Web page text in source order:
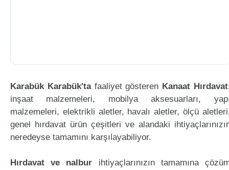
Karabük Karabük'tafaaliyet gösteren Kanaat Hırdavat
inşaat malzemeleri, mobilya aksesuarları,
malzemeleri, elektrikli aletler, havalı aletler, ölçü
genel hırdavat ürün çeşitleri ve alandaki
neredeyse tamamını karşılayabiliyor.
Hırdavat ve nalbur ihtiyaçlarınızın tamamına